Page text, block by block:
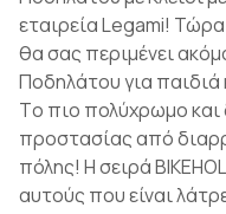
εταιρεία Legami! Τώρα
θα σας περιμένει
Ποδηλάτου για παιδιά
Tο πιο πολύχρωμο
προστασίας από
πόλης! Η σειρά
αυτούς που είναι